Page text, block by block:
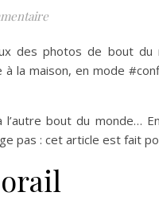
des photos de bout du
la maison, en mode
bout du monde…
pas : cet article est fait